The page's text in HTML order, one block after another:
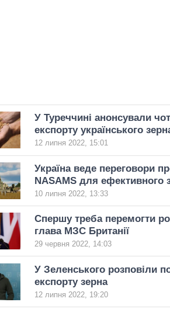
У Туреччині анонсували
експорту українського
12 липня 2022, 15:01
Україна веде переговори
NASAMS для ефективного
10 липня 2022, 13:33
Спершу треба перемогти
глава МЗС Британії
29 червня 2022, 14:03
У Зеленського розповіли
експорту зерна
12 липня 2022, 19:20